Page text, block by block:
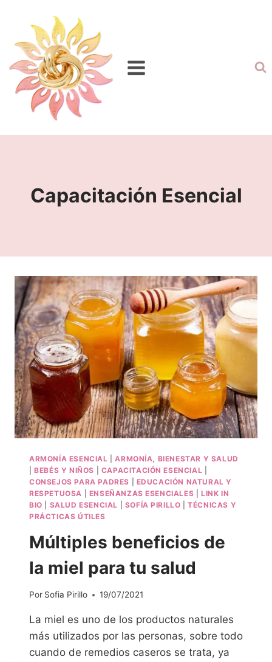
Capacitación Esencial
ARMONÍA ESENCIAL |ARMONÍA, BIENESTAR Y SALUD
|BEBÉS Y NIÑOS CAPACITACIÓN ESENCIAL
CONSEJOS PARA PADRES
EDUCACIÓN NATURAL Y
RESPETUOSA
ENSEÑANZAS ESENCIALES |LINK IN
BIO
SALUD ESENCIAL SOFÍA PIRILLO |TÉCNICAS Y
PRÁCTICAS ÚTILES
Múltiples beneficios de
la miel para tu salud
Por Sofia Pirillo 19/07/2021
La miel es uno de los productos naturales
más utilizados por las personas, sobre todo
cuando de remedios caseros se trata, ya